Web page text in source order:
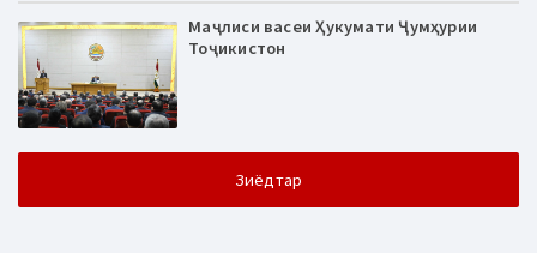
Маҷлиси васеи Ҳукумати Ҷумҳурии
Тоҷикистон
Зиёдтар